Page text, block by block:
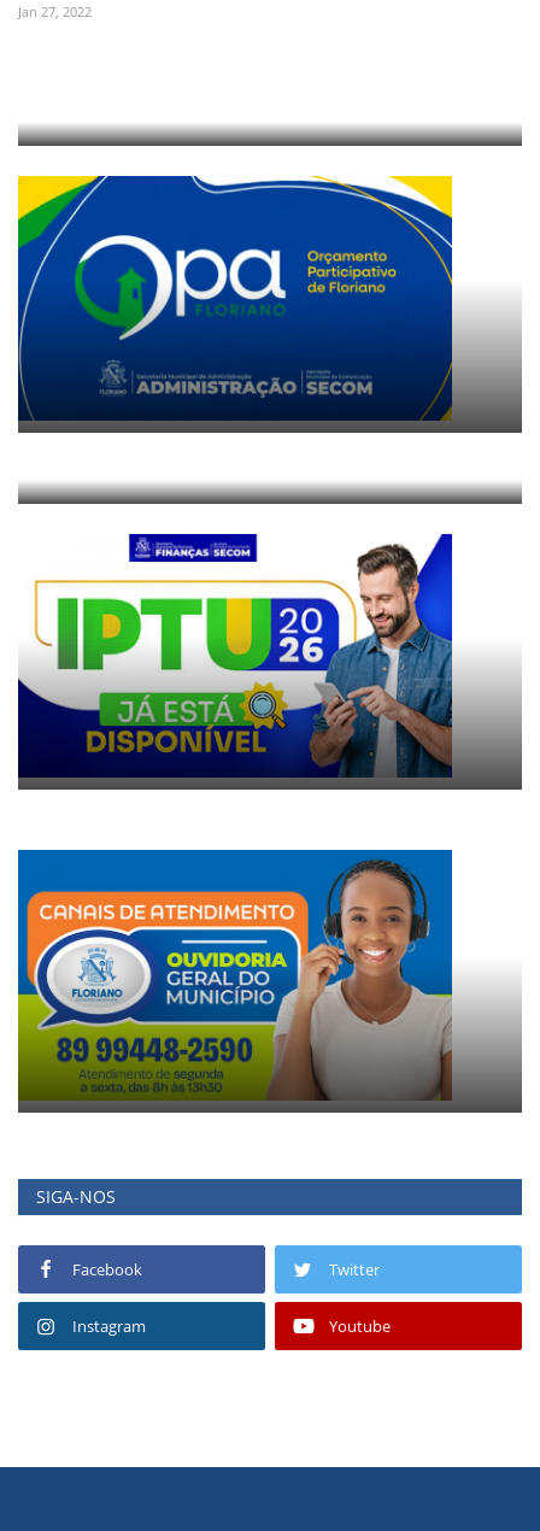
Jan 27, 2022
SIGA-NOS
Facebook Twitter
Instagram Youtube